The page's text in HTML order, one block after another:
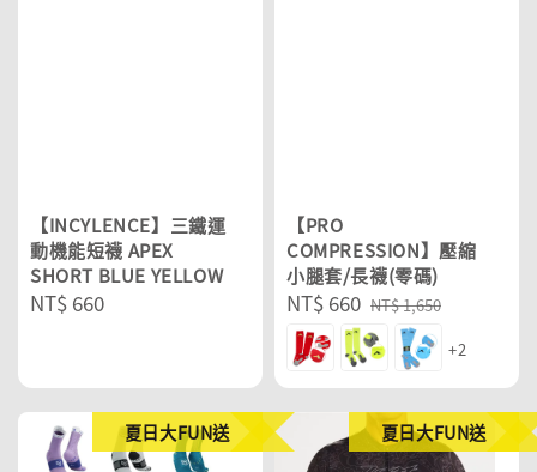
【INCYLENCE】三鐵運
動機能短襪 APEX
SHORT BLUE YELLOW
Regular
NT$ 660
【PRO
COMPRESSION】壓縮
小腿套/長襪(零碼)
Sale
price
NT$ 660 Regular
price
NT$ 1,650
+2
夏日大FUN送 夏日大FUN送